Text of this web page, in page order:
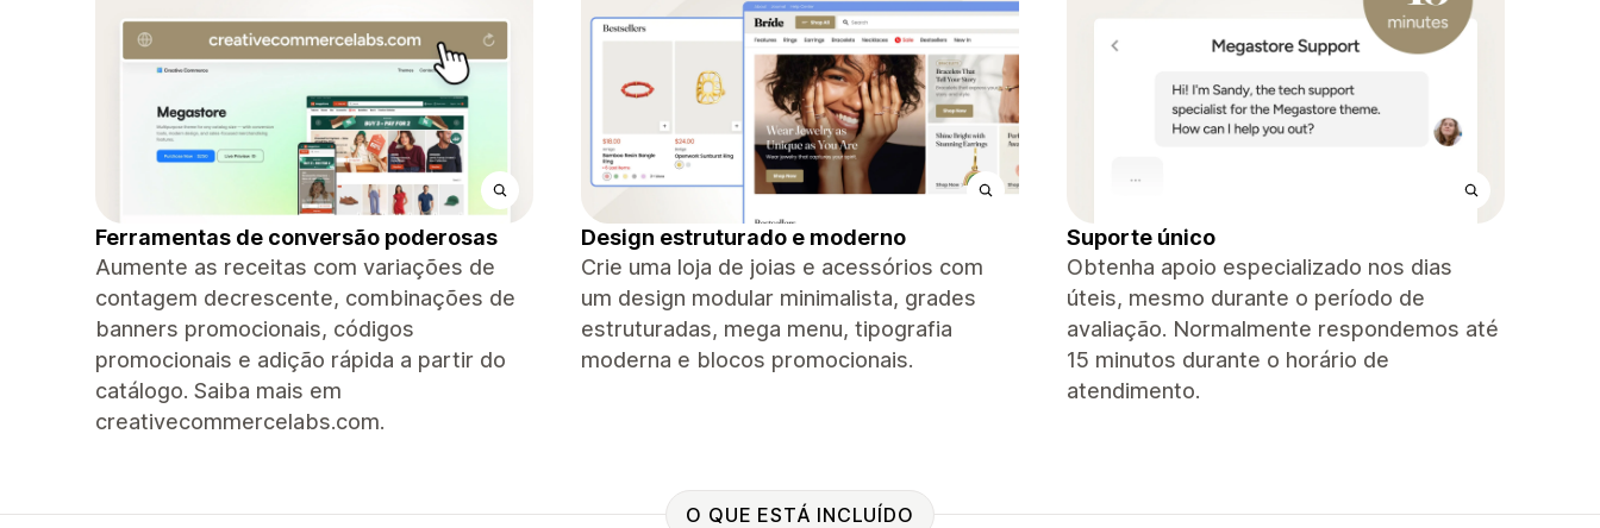
Ferramentas de conversão poderosas
Aumente as receitas com variações de
contagem decrescente, combinações de
banners promocionais, códigos
promocionais e adição rápida a partir do
catálogo. Saiba mais em
creativecommercelabs.com.
Design estruturado e moderno
Crie uma loja de joias e acessórios com
um design modular minimalista, grades
estruturadas, mega menu, tipografia
moderna e blocos promocionais.
Suporte único
Obtenha apoio especializado nos dias
úteis, mesmo durante o período de
avaliação. Normalmente respondemos até
15 minutos durante o horário de
atendimento.
O QUE ESTÁ INCLUÍDO